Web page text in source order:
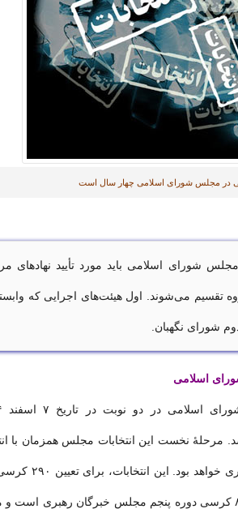
در مجلس شورای اسلامی چهار سال است
شورای اسلامی باید مورد تأیید نهادهای
تقسیم می‌شوند. اول هیئت‌های اجرایی که
شورای نگهبان.
اسلامی
خواهد شد. مرحلهٔ نخست این انتخابات مجلس همزمان با
پنجمین دوره مجلس خبرگان رهبری
دهم مجلس شورای اسلامی و ۸۶ کرسی دوره پنجم مجلس خبرگان رهبری